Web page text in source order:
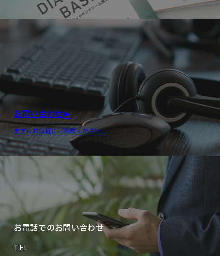
お問い合わせ
まずはお気軽にご相談ください。
お電話でのお問い合わせ
TEL